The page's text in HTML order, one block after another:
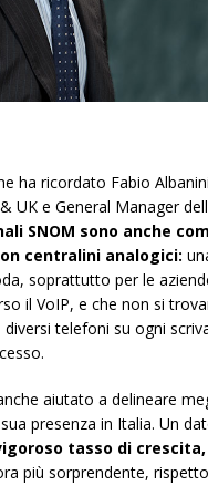
ha ricordato Fabio
UK e General Manager
SNOM sono anche
centralini analogici:
soprattutto per le
il VoIP, e che non si
telefoni su ogni
aiutato a delineare
presenza in Italia. Un
tasso di crescita,
più sorprendente,